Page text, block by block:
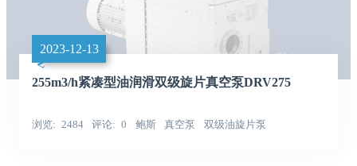
2023-12-13
255m3/h紧凑型油润滑双级旋片真空泵DRV275
浏览 2484 评论 0 鲍斯 真空泵 双级油旋片泵